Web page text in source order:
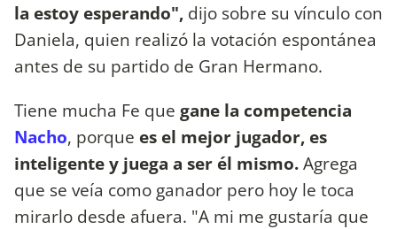
la estoy esperando", dijo sobre su vínculo con
Daniela, quien realizó la votación espontánea
antes de su partido de Gran Hermano.
Tiene mucha Fe que gane la competencia
Nacho, porque es el mejor jugador, es
inteligente y juega a ser él mismo.Agrega
que se veía como ganador pero hoy le toca
mirarlo desde afuera. "A mi me gustaría que